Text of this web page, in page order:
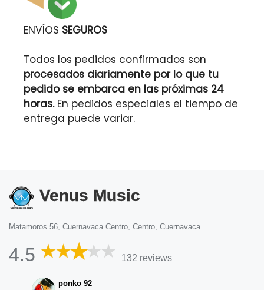
ENVÍOS SEGUROS
Todos los pedidos confirmados son
procesados diariamente por lo que tu
pedido se embarca en las próximas 24
horas.En pedidos especiales el tiempo de
entrega puede variar.
Venus Music
Matamoros 56, Cuernavaca Centro, Centro, Cuernavaca
4.5 132 reviews
ponko 92